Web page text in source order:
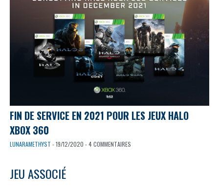
FIN DE SERVICE EN 2021 POUR LES JEUX HALO
XBOX 360
LUNARAMETHYST - 19/12/2020 - 4 COMMENTAIRES
JEU ASSOCIÉ